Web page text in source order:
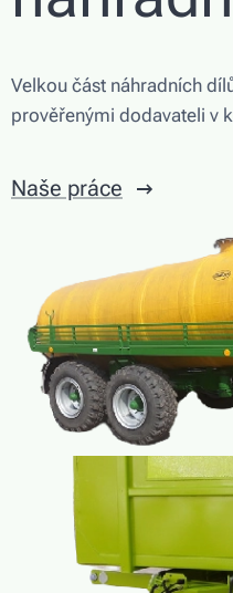
Velkou část náhradních
prověřenými dodavateli v
Naše práce